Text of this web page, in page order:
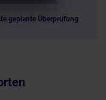
geplante Überprüfung